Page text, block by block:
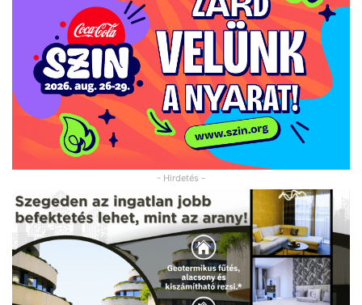
- Hirdetés -